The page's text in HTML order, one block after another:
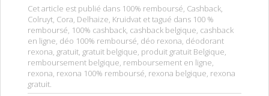
Cet article est publié dans 100% remboursé, Cashback,
Colruyt, Cora, Delhaize, Kruidvat et tagué dans 100 %
remboursé, 100% cashback, cashback belgique, cashback
en ligne, déo 100% remboursé, déo rexona, déodorant
rexona, gratuit, gratuit belgique, produit gratuit Belgique,
remboursement belgique, remboursement en ligne,
rexona, rexona 100% remboursé, rexona belgique, rexona
gratuit.